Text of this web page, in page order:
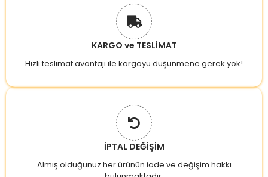
KARGO ve TESLİMAT
Hızlı teslimat avantajı ile kargoyu düşünmene gerek yok!
İPTAL DEĞİŞİM
Almış olduğunuz her ürünün iade ve değişim hakkı